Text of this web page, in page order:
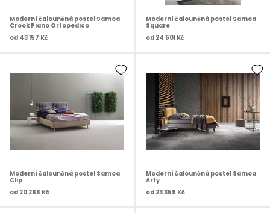
Moderní čalouněná postel Samoa
Crook Piano Ortopedico
od 43 157 Kč
Moderní čalouněná postel Samoa
Square
od 24 601 Kč
Moderní čalouněná postel Samoa
Clip
od 20 288 Kč
Moderní čalouněná postel Samoa
Arty
od 23 359 Kč